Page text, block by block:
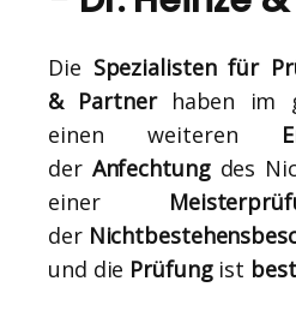
Die Spezialisten für
& Partnerhaben im
einen weiteren
der Anfechtungdes
einer
der
und die Prüfungist